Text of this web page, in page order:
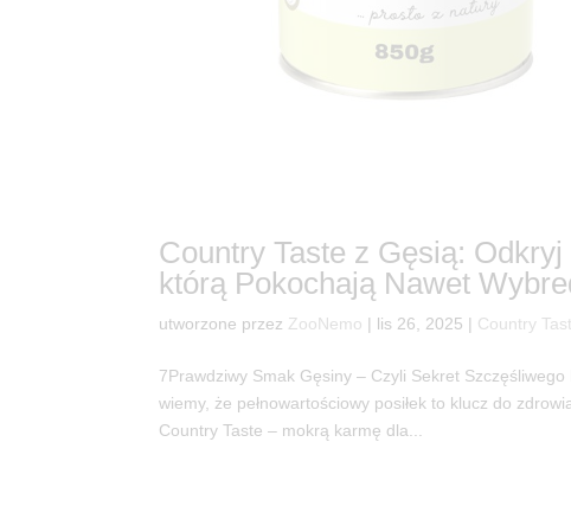
Country Taste z Gęsią:
którą Pokochają Nawet
utworzone przez ZooNemo | lis 26, 2025 | Country
7Prawdziwy Smak Gęsiny – Czyli Sekret
wiemy, że pełnowartościowy posiłek to klucz do
Country Taste – mokrą karmę dla...